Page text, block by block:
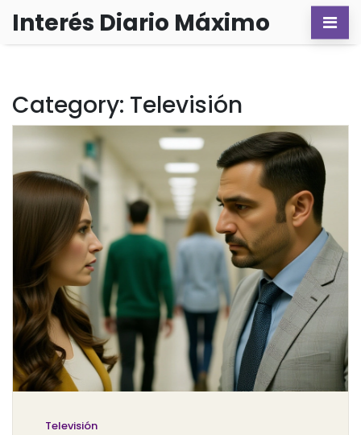
Interés Diario Máximo
Category: Televisión
Televisión